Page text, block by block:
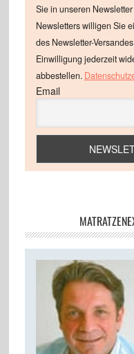
Sie in unseren
Newsletters willigen Sie
des Newsletter-
Einwilligung jederzeit
abbestellen.
Email